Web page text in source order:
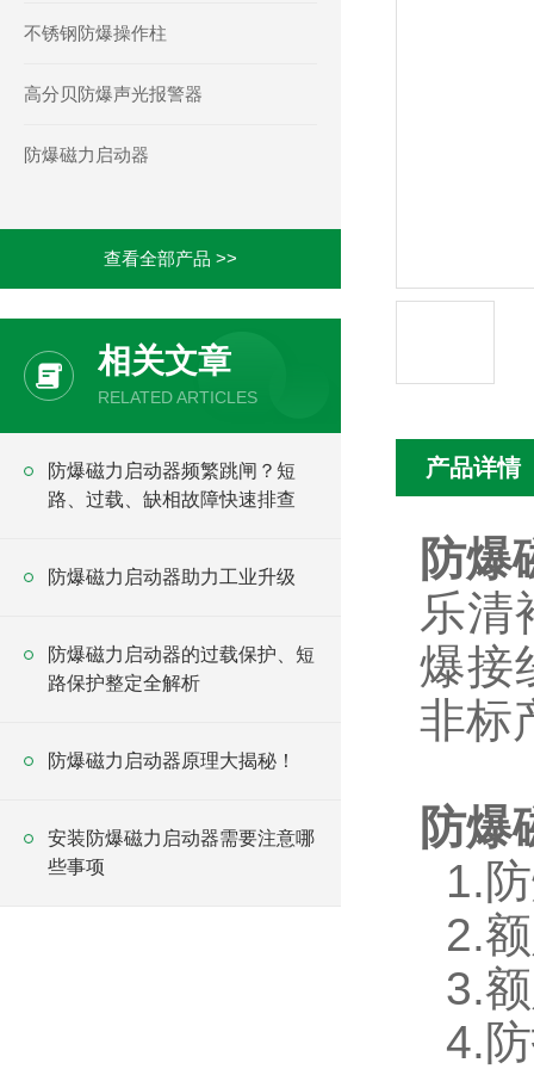
不锈钢防爆操作柱
高分贝防爆声光报警器
防爆磁力启动器
查看全部产品 >>
相关文章
RELATED ARTICLES
防爆磁力启动器频繁跳闸？短
路、过载、缺相故障快速排查
防爆磁力启动器助力工业升级
防爆磁力启动器的过载保护、短
路保护整定全解析
防爆磁力启动器原理大揭秘！
安装防爆磁力启动器需要注意哪
些事项
产品详情
防爆
乐清
爆接
非标
防爆
1.
2.
3.
4.